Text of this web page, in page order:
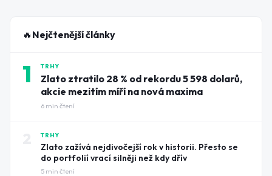
🔥 Nejčtenější články
1 TRHY
Zlato ztratilo 28 % od rekordu 5 598 dolarů,
akcie mezitím míří na nová maxima
6 min čtení
TRHY
Zlato zažívá nejdivočejší rok v historii. Přesto se
do portfolií vrací silněji než kdy dřív
5 min čtení